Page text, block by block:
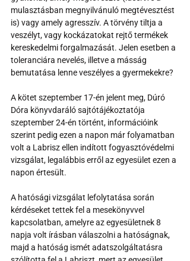
mulasztásban megnyilvánuló megtévesztést
is) vagy amely agresszív. A törvény tiltja a
veszélyt, vagy kockázatokat rejtő termékek
kereskedelmi forgalmazását. Jelen esetben a
toleranciára nevelés, illetve a másság
bemutatása lenne veszélyes a gyermekekre?
A kötet szeptember 17-én jelent meg, Dúró
Dóra könyvdaráló sajtótájékoztatója
szeptember 24-én történt, információink
szerint pedig ezen a napon már folyamatban
volt a Labrisz ellen indított fogyasztóvédelmi
vizsgálat, legalábbis erről az egyesület ezen a
napon értesült.
A hatósági vizsgálat lefolytatása során
kérdéseket tettek fel a mesekönyvvel
kapcsolatban, amelyre az egyesületnek 8
napja volt írásban válaszolni a hatóságnak,
majd a hatóság ismét adatszolgáltatásra